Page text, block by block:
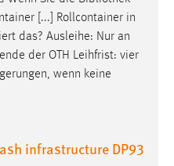
[...] Rollcontainer in
das? Ausleihe: Nur an
der OTH Leihfrist: vier
wenn keine
infrastructure DP93